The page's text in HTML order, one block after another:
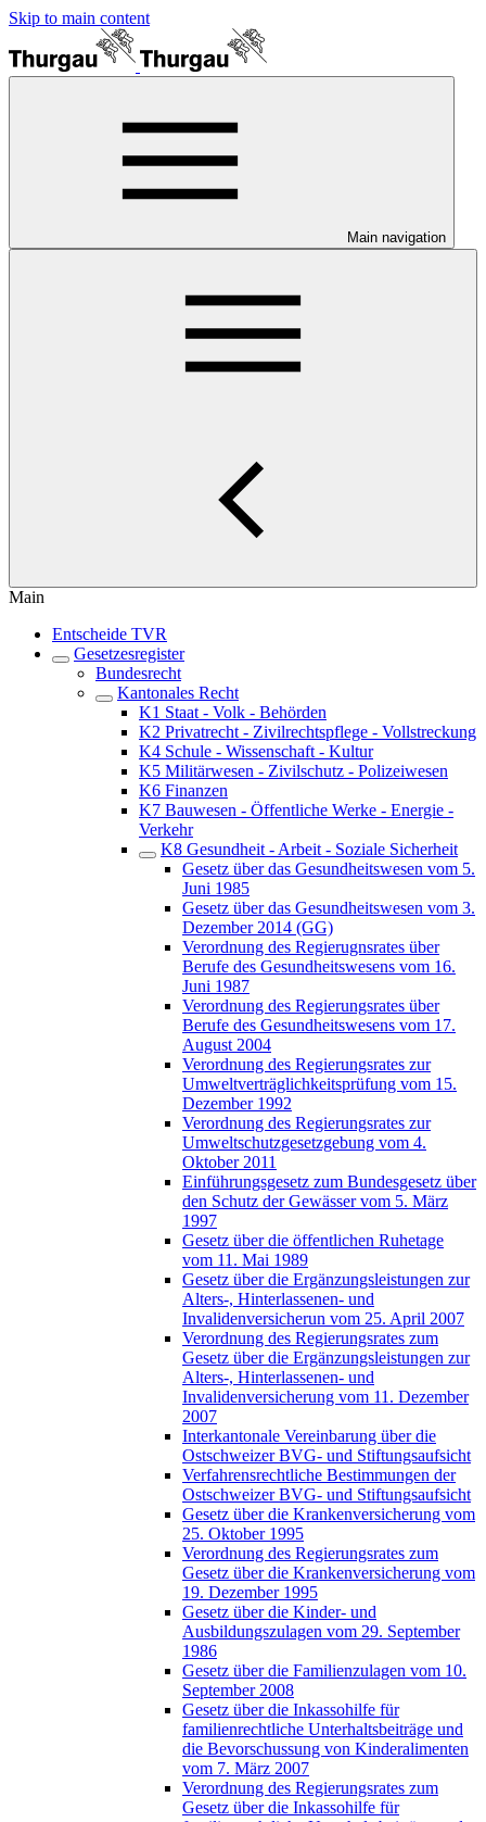
Skip to main content
Main navigation
Main
Entscheide TVR
Gesetzesregister
Bundesrecht
Kantonales Recht
K1 Staat - Volk - Behörden
K2 Privatrecht - Zivilrechtspflege - Vollstreckung
K4 Schule - Wissenschaft - Kultur
K5 Militärwesen - Zivilschutz - Polizeiwesen
K6 Finanzen
K7 Bauwesen - Öffentliche Werke - Energie -
Verkehr
K8 Gesundheit - Arbeit - Soziale Sicherheit
Gesetz über das Gesundheitswesen vom 5.
Juni 1985
Gesetz über das Gesundheitswesen vom 3.
Dezember 2014 (GG)
Verordnung des Regierugnsrates über
Berufe des Gesundheitswesens vom 16.
Juni 1987
Verordnung des Regierungsrates über
Berufe des Gesundheitswesens vom 17.
August 2004
Verordnung des Regierungsrates zur
Umweltverträglichkeitsprüfung vom 15.
Dezember 1992
Verordnung des Regierungsrates zur
Umweltschutzgesetzgebung vom 4.
Oktober 2011
Einführungsgesetz zum Bundesgesetz über
den Schutz der Gewässer vom 5. März
1997
Gesetz über die öffentlichen Ruhetage
vom 11. Mai 1989
Gesetz über die Ergänzungsleistungen zur
Alters-, Hinterlassenen- und
Invalidenversicherun vom 25. April 2007
Verordnung des Regierungsrates zum
Gesetz über die Ergänzungsleistungen zur
Alters-, Hinterlassenen- und
Invalidenversicherung vom 11. Dezember
2007
Interkantonale Vereinbarung über die
Ostschweizer BVG- und Stiftungsaufsicht
Verfahrensrechtliche Bestimmungen der
Ostschweizer BVG- und Stiftungsaufsicht
Gesetz über die Krankenversicherung vom
25. Oktober 1995
Verordnung des Regierungsrates zum
Gesetz über die Krankenversicherung vom
19. Dezember 1995
Gesetz über die Kinder- und
Ausbildungszulagen vom 29. September
1986
Gesetz über die Familienzulagen vom 10.
September 2008
Gesetz über die Inkassohilfe für
familienrechtliche Unterhaltsbeiträge und
die Bevorschussung von Kinderalimenten
vom 7. März 2007
Verordnung des Regierungsrates zum
Gesetz über die Inkassohilfe für